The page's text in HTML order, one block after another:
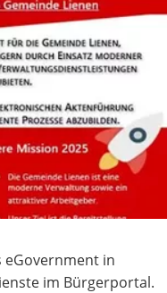
in
im Bürgerportal.